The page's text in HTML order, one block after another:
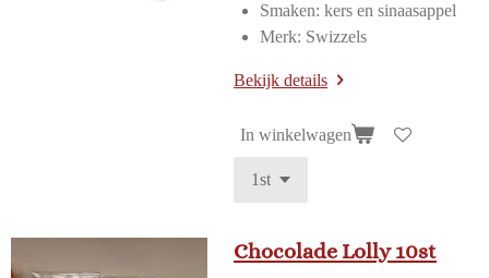
Smaken: kers en sinaasappel
Merk: Swizzels
Bekijk details
In winkelwagen
Chocolade Lolly 10st